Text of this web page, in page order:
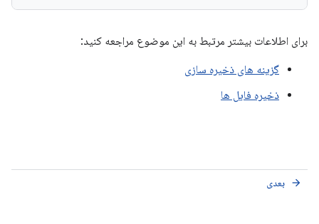
برای اطلاعات بیشتر مرتبط به این موضوع مراجعه کنید:
گزینه های ذخیره سازی
ذخیره فایل ها
بعدی arrow_forward